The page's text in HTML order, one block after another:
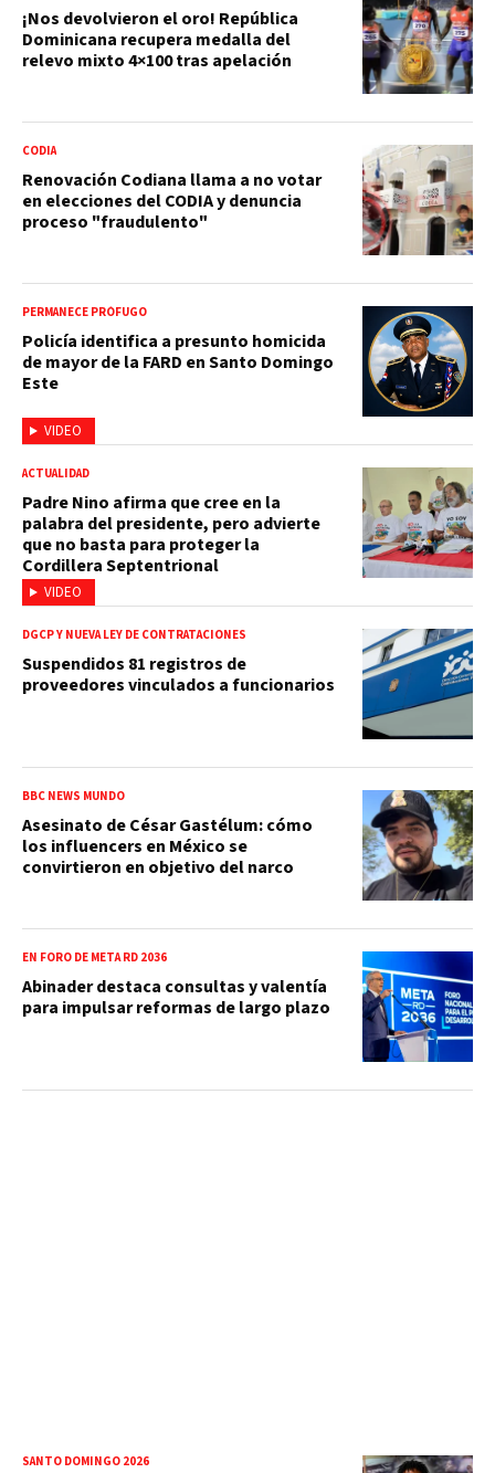
¡Nos devolvieron el oro! República
Dominicana recupera medalla del
relevo mixto 4×100 tras apelación
CODIA
Renovación Codiana llama a no votar
en elecciones del CODIA y denuncia
proceso "fraudulento"
VIDEO
PERMANECE PRÓFUGO
Policía identifica a presunto homicida
de mayor de la FARD en Santo Domingo
Este
VIDEO
ACTUALIDAD
Padre Nino afirma que cree en la
palabra del presidente, pero advierte
que no basta para proteger la
Cordillera Septentrional
DGCP Y NUEVA LEY DE CONTRATACIONES
Suspendidos 81 registros de
proveedores vinculados a funcionarios
BBC NEWS MUNDO
Asesinato de César Gastélum: cómo
los influencers en México se
convirtieron en objetivo del narco
EN FORO DE META RD 2036
Abinader destaca consultas y valentía
para impulsar reformas de largo plazo
SANTO DOMINGO 2026